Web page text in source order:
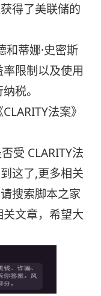
得了美联储的
和蒂娜·史密斯
限制以及使用
税。
法案》
受 CLARITY法
这了,更多相关
搜索脚本之家
文章，希望大